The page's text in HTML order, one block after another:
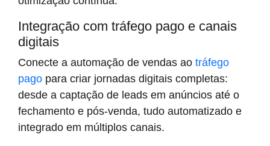
Integração com tráfego pago e canais
digitais
Conecte a automação de vendas ao tráfego
pago para criar jornadas digitais completas:
desde a captação de leads em anúncios até o
fechamento e pós-venda, tudo automatizado e
integrado em múltiplos canais.